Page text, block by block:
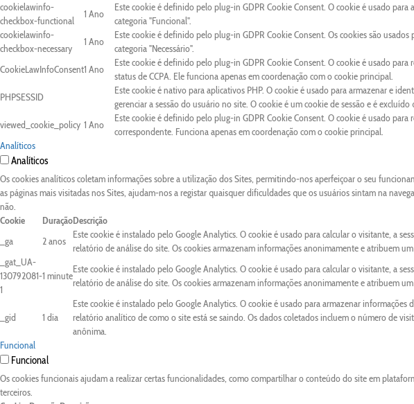
cookielawinfo-
checkbox-functional
1 Ano
Este cookie é definido pelo plug-in GDPR Cookie Consent. O cookie é usado
categoria "Funcional".
cookielawinfo-
checkbox-necessary
1 Ano
Este cookie é definido pelo plug-in GDPR Cookie Consent. Os cookies são
categoria "Necessário".
CookieLawInfoConsent1 Ano
Este cookie é definido pelo plug-in GDPR Cookie Consent. O cookie é usado
status de CCPA. Ele funciona apenas em coordenação com o cookie principal.
PHPSESSID
Este cookie é nativo para aplicativos PHP. O cookie é usado para armazenar e
gerenciar a sessão do usuário no site. O cookie é um cookie de sessão e é
viewed_cookie_policy 1 Ano
Este cookie é definido pelo plug-in GDPR Cookie Consent. O cookie é usado para
correspondente. Funciona apenas em coordenação com o cookie principal.
Analíticos
Analíticos
Os cookies analíticos coletam informações sobre a utilização dos Sites, permitindo-nos aperfeiçoar o seu
as páginas mais visitadas nos Sites, ajudam-nos a registar quaisquer dificuldades que os usuários sintam na
não.
Cookie
DuraçãoDescrição
_ga
2 anos
Este cookie é instalado pelo Google Analytics. O cookie é usado para calcular o visitante, a
relatório de análise do site. Os cookies armazenam informações anonimamente e atribuem
_gat_UA-
130792081-
1
1 minute
Este cookie é instalado pelo Google Analytics. O cookie é usado para calcular o visitante, a
relatório de análise do site. Os cookies armazenam informações anonimamente e atribuem
_gid 1 dia
Este cookie é instalado pelo Google Analytics. O cookie é usado para armazenar
relatório analítico de como o site está se saindo. Os dados coletados incluem o número de
anônima.
Funcional
Funcional
Os cookies funcionais ajudam a realizar certas funcionalidades, como compartilhar o conteúdo do site em
terceiros.